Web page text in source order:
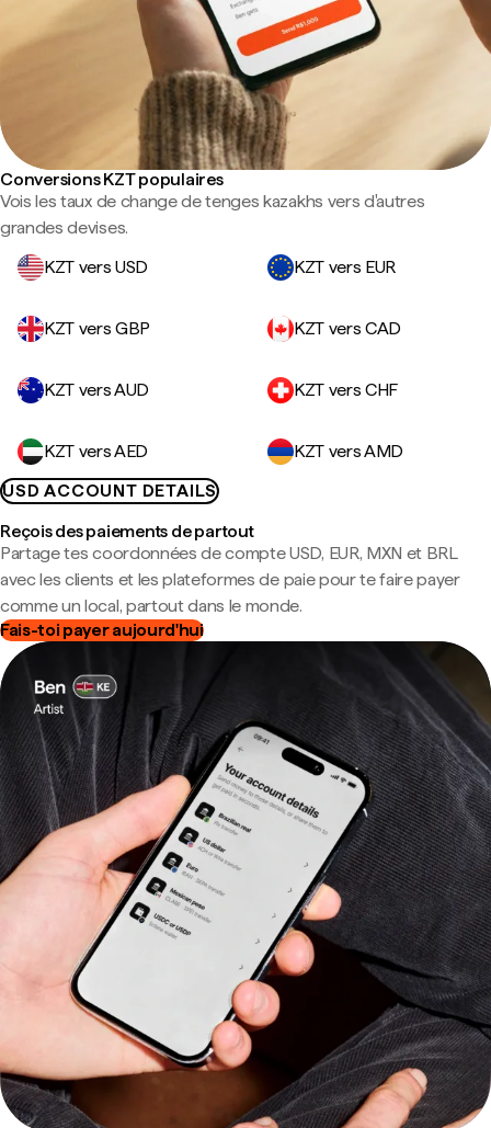
Conversions KZT populaires
Vois les taux de change de tenges kazakhs vers d'autres
grandes devises.
KZT vers USD
KZT vers EUR
KZT vers GBP KZT vers CAD
KZT vers AUD KZT vers CHF
KZT vers AED
KZT vers AMD
USD ACCOUNT DETAILS
Reçois des paiements de partout
Partage tes coordonnées de compte USD, EUR, MXN et BRL
avec les clients et les plateformes de paie pour te faire payer
comme un local, partout dans le monde.
Fais-toi payer aujourd'hui